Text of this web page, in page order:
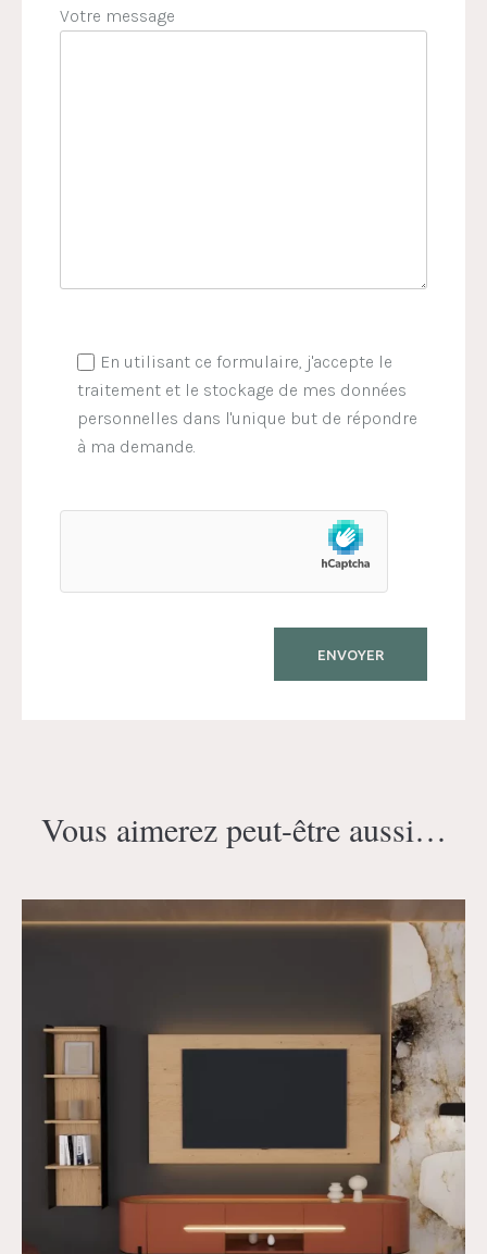
Votre message
En utilisant ce formulaire, j'accepte le
traitement et le stockage de mes données
personnelles dans l'unique but de répondre
à ma demande.
Vous aimerez peut-être aussi…